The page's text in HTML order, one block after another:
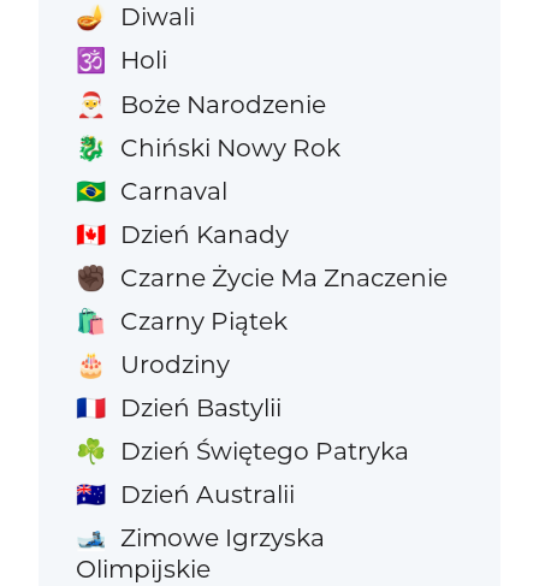
🪔 Diwali
🕉️ Holi
🎅 Boże Narodzenie
🐉 Chiński Nowy Rok
🇧🇷 Carnaval
🇨🇦 Dzień Kanady
✊🏿 Czarne Życie Ma Znaczenie
🛍️ Czarny Piątek
🎂 Urodziny
🇫🇷 Dzień Bastylii
☘️ Dzień Świętego Patryka
🇦🇺 Dzień Australii
🎿 Zimowe Igrzyska
Olimpijskie